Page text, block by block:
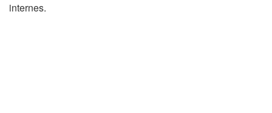
internes.